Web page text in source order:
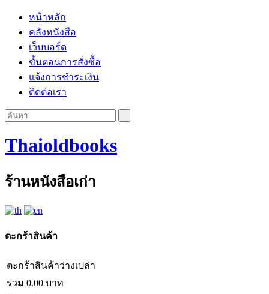
หน้าหลัก
คลังหนังสือ
เว็บบอร์ด
ขั้นตอนการสั่งซื้อ
แจ้งการชำระเงิน
ติดต่อเรา
Thaioldbooks
ร้านหนังสือเก่า
ตะกร้าสินค้า
ตะกร้าสินค้าว่างเปล่า
รวม 0.00 บาท